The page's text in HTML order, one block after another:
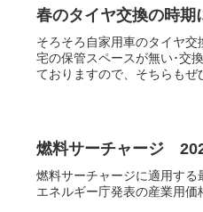
春のタイヤ交換の時期
そろそろ自家用車のタイヤ
宅の保管スペースが無い･交
ておりますので、そちらもぜ
燃料サーチャージ
燃料サーチャージに適用す
エネルギー庁発表の産業用